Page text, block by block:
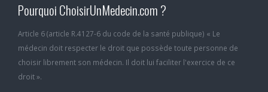
Pourquoi ChoisirUnMedecin.com ?
Article 6 (article R.4127-6 du code de la santé publique) « Le
médecin doit respecter le droit que possède toute personne de
choisir librement son médecin. Il doit lui faciliter l'exercice de ce
droit ».